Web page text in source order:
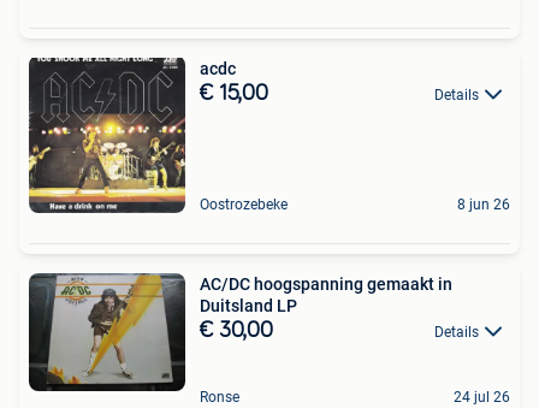
acdc
€ 15,00 Details
Oostrozebeke 8 jun 26
AC/DC hoogspanning gemaakt in
Duitsland LP
€ 30,00 Details
Ronse 24 jul 26